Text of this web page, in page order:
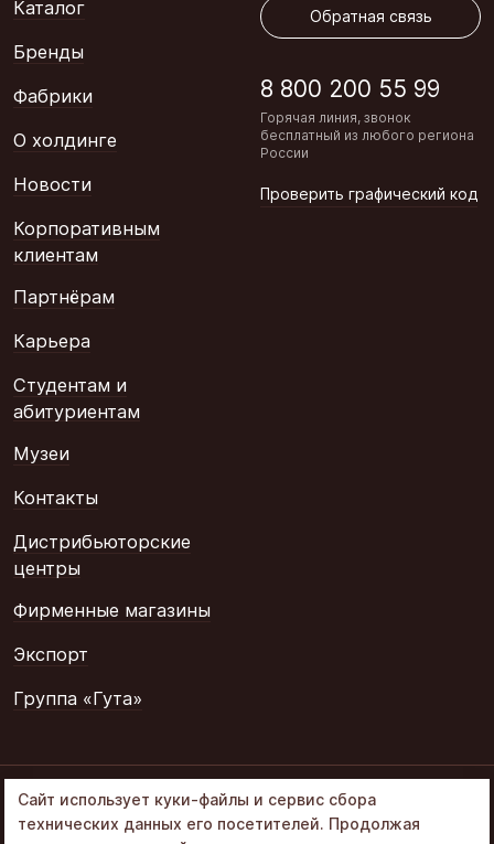
Каталог
Бренды
Фабрики
О холдинге
Новости
Корпоративным
клиентам
Партнёрам
Карьера
Студентам и
абитуриентам
Музеи
Контакты
Дистрибьюторские
центры
Фирменные магазины
Экспорт
Группа «Гута»
Обратная связь
8 800 200 55 99
Горячая линия, звонок
бесплатный из любого региона
России
Проверить графический код
© 2002–2026
кондитеры» в составе
Сайт использует куки-файлы и сервис сбора
технических данных его посетителей. Продолжая